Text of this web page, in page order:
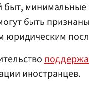
быт, минимальные
быть
юридическим
иностранцев.